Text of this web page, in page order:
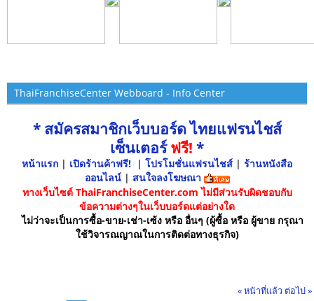
ThaiFranchiseCenter Webboard - Info Center
* สมัครสมาชิกเว็บบอร์ด ไทยแฟรนไชส์
เซ็นเตอร์ฟรี! *
หน้าแรก | เปิดร้านค้าฟรี! | โปรโมชั่นแฟรนไชส์ | ร้านหนังสือ
ออนไลน์ | สนใจลงโฆษณา
ทางเว็บไซต์ ThaiFranchiseCenter.com ไม่มีส่วนรับผิดชอบกับ
ข้อความต่างๆในเว็บบอร์ดแต่อย่างใด
ไม่ว่าจะเป็นการซื้อ-ขาย-เช่า-เซ้ง หรือ อื่นๆ (ผู้ซื้อ หรือ ผู้ขาย กรุณา
ใช้วิจารณญาณในการติดต่อทางธุรกิจ)
« หน้าที่แล้ว ต่อไป »